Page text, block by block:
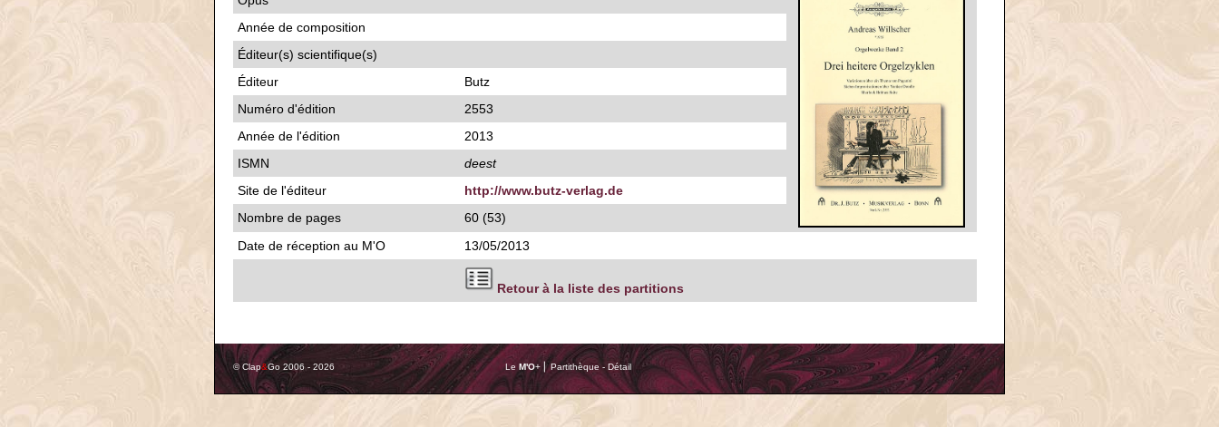
Année de composition
Éditeur(s) scientifique(s)
Éditeur
Butz
Numéro d'édition
2553
Année de l'édition
2013
ISMN
deest
Site de l'éditeur
http://www.butz-verlag.de
Nombre de pages
60 (53)
Date de réception au M'O
13/05/2013
Retour à la liste des partitions
© Clap&Go 2006 - 2026 Le M'O+ ⎢ Partithèque - Détail